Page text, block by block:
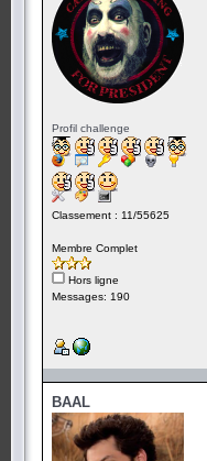
Profil challenge
Classement : 11/55625
Membre Complet
Hors ligne
Messages: 190
BAAL